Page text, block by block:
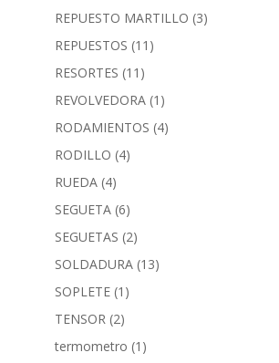
REPUESTO MARTILLO (3)
REPUESTOS (11)
RESORTES (11)
REVOLVEDORA (1)
RODAMIENTOS (4)
RODILLO (4)
RUEDA (4)
SEGUETA (6)
SEGUETAS (2)
SOLDADURA (13)
SOPLETE (1)
TENSOR (2)
termometro (1)